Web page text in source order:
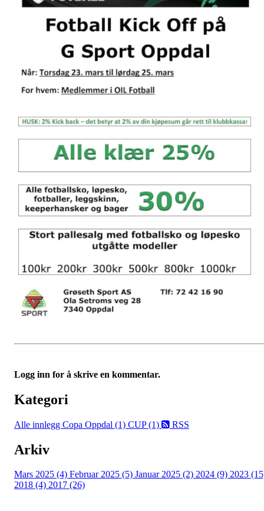
Logg inn for å skrive en kommentar.
Kategori
Alle innlegg Copa Oppdal (1) CUP (1) RSS
Arkiv
Mars 2025 (4) Februar 2025 (5) Januar 2025 (2) 2024 (9) 2023
2018 (4) 2017 (26)